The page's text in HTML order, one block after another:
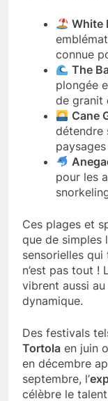
White
connue
The
plongée
de granit
Cane
détendre
pour les
Ces plages et
que de simples
sensorielles
n’est pas tout !
vibrent aussi
dynamique.
Des festivals
Tortola en juin
en décembre
septembre, l’
célèbre le